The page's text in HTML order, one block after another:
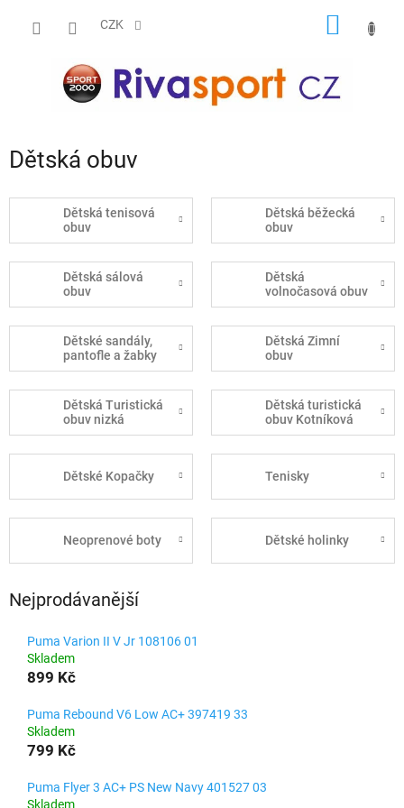
CZK
Dětská obuv
Dětská tenisová
obuv
Dětská běžecká
obuv
Dětská sálová
obuv
Dětská
volnočasová obuv
Dětské sandály,
pantofle a žabky
Dětská Zimní
obuv
Dětská Turistická
obuv nizká
Dětská turistická
obuv Kotníková
Dětské Kopačky Tenisky
Neoprenové boty Dětské holinky
Nejprodávanější
Puma Varion II V Jr 108106 01
Skladem
899 Kč
Puma Rebound V6 Low AC+ 397419 33
Skladem
799 Kč
Puma Flyer 3 AC+ PS New Navy 401527 03
Skladem